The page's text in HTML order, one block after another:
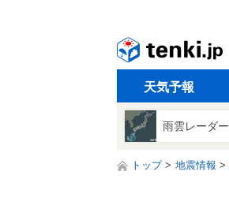
天気予報
雨雲レーダー
トップ 地震情報